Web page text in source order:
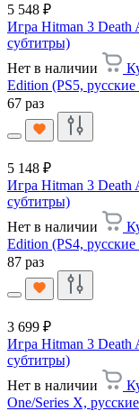
5 548 ₽
Игра Hitman 3 Death
субтитры)
Нет в наличии
Edition (PS5,
67 раз
5 148 ₽
Игра Hitman 3 Death
субтитры)
Нет в наличии
Edition (PS4,
87 раз
3 699 ₽
Игра Hitman 3 Death
субтитры)
Нет в наличии
One/Series X,